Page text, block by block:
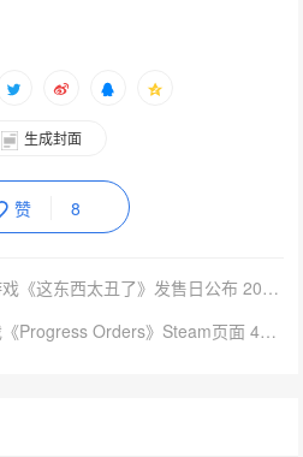
生成封面
赞 8
上一篇：心理恐怖悬疑冒险游戏《这东西太丑了》发售日公布 2025年1月17日推出
下一篇：牧场符文制作人游戏《Progress Orders》Steam页面 4月9日发售